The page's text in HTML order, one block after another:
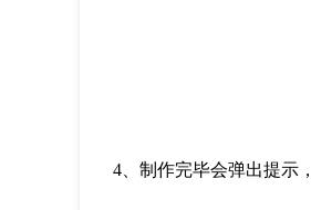
4、制作完毕会弹出提示